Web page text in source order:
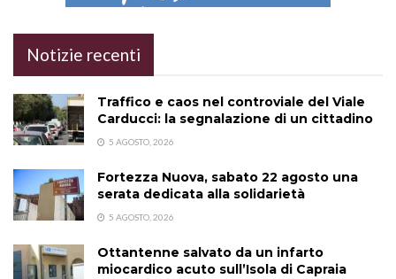
Notizie recenti
Traffico e caos nel controviale del Viale
Carducci: la segnalazione di un cittadino
5 AGOSTO, 2026
Fortezza Nuova, sabato 22 agosto una
serata dedicata alla solidarietà
5 AGOSTO, 2026
Ottantenne salvato da un infarto
miocardico acuto sull’Isola di Capraia